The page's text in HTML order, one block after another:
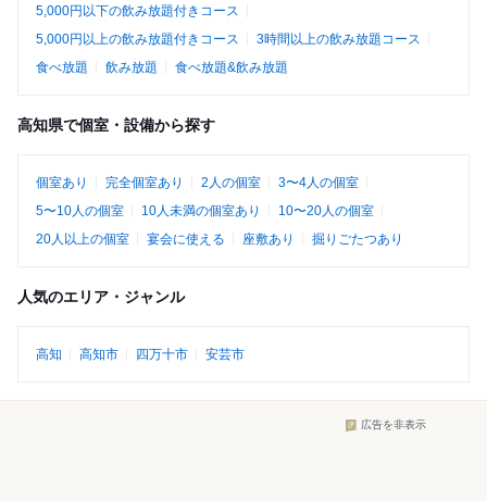
5,000円以下の飲み放題付きコース
5,000円以上の飲み放題付きコース
3時間以上の飲み放題コース
食べ放題
飲み放題 食べ放題&飲み放題
高知県で個室・設備から探す
個室あり 完全個室あり 2人の個室
3〜4人の個室
5〜10人の個室
10人未満の個室あり
10〜20人の個室
20人以上の個室
宴会に使える 座敷あり 掘りごたつあり
人気のエリア・ジャンル
高知 高知市 四万十市 安芸市
広告を非表示